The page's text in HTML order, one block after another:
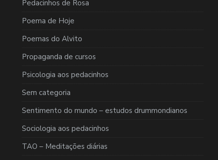
Pedacinhos de Rosa
Poema de Hoje
Poemas do Alvito
Propaganda de cursos
Psicologia aos pedacinhos
Sem categoria
Sentimento do mundo – estudos drummondianos
Sociologia aos pedacinhos
TAO – Meditações diárias